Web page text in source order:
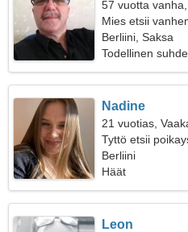
57 vuotta
Mies etsii
Berliini, Saksa
Todellinen suhde
Nadine
21 vuotias,
Tyttö etsii
Berliini
Häät
Leon